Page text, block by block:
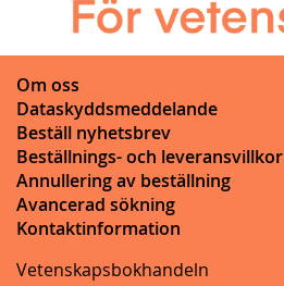
Om oss
Dataskyddsmeddelande
Beställ nyhetsbrev
Beställnings- och leveransvillkor
Annullering av beställning
Avancerad sökning
Kontaktinformation
Vetenskapsbokhandeln